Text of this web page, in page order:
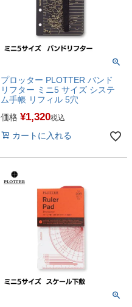
プロッター PLOTTER バンド
リフター ミニ5 サイズ システ
ム手帳 リフィル 5穴
価格 ¥1,320税込
カートに入れる